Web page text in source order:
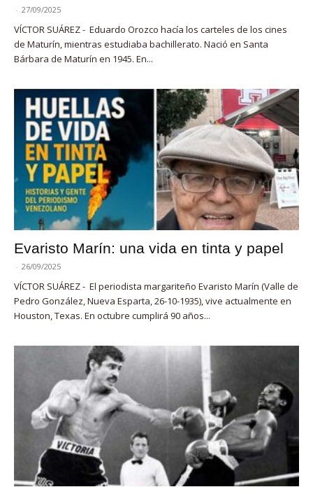
- 27/09/2025
VÍCTOR SUÁREZ - Eduardo Orozco hacía los carteles de los cines
de Maturín, mientras estudiaba bachillerato. Nació en Santa
Bárbara de Maturín en 1945. En...
Evaristo Marín: una vida en tinta y papel
- 26/09/2025
VÍCTOR SUÁREZ - El periodista margariteño Evaristo Marín (Valle de
Pedro González, Nueva Esparta, 26-10-1935), vive actualmente en
Houston, Texas. En octubre cumplirá 90 años...